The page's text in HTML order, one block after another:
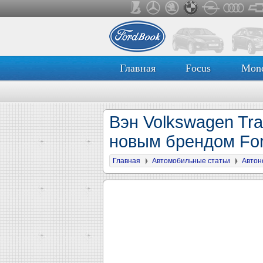
Главная Focus
Вэн Volkswagen
новым брендом
Главная Автомобильные статьи